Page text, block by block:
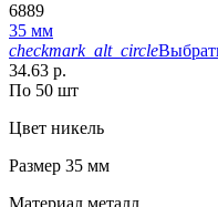
6889
35 мм
checkmark_alt_circle
34.63 р.
По 50 шт
Цвет никель
Размер 35 мм
Материал металл